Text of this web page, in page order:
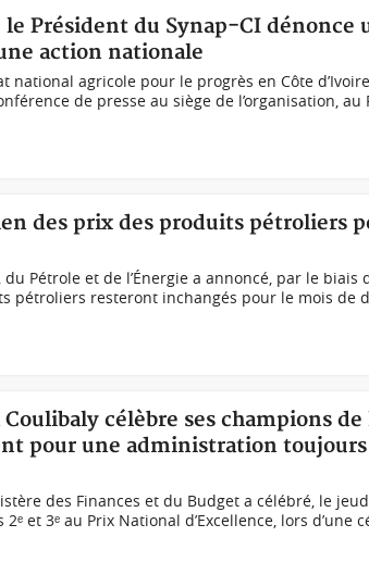
Président du Synap-CI dénonce
action nationale
national agricole pour le progrès en Côte
de presse au siège de l’organisation, au
des prix des produits pétroliers
Pétrole et de l’Énergie a annoncé, par le biais
pétroliers resteront inchangés pour le mois de
célèbre ses champions
pour une administration
des Finances et du Budget a célébré, le
2ᵉ et 3ᵉ au Prix National d’Excellence, lors d’une